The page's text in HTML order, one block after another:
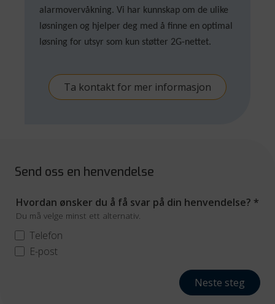
alarmovervåkning. Vi har kunnskap om de ulike
løsningen og hjelper deg med å finne en optimal
løsning for utsyr som kun støtter 2G-nettet.
Ta kontakt for mer informasjon
Send oss en henvendelse
Hvordan ønsker du å få svar på din henvendelse? *
Du må velge minst ett alternativ.
Telefon
E-post
Neste steg